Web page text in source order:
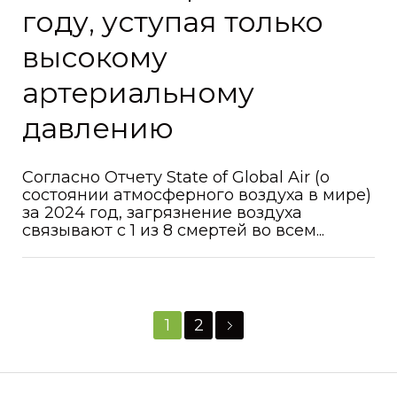
году, уступая только
высокому
артериальному
давлению
Согласно Отчету State of Global Air (о
состоянии атмосферного воздуха в мире)
за 2024 год, загрязнение воздуха
связывают с 1 из 8 смертей во всем...
1 2